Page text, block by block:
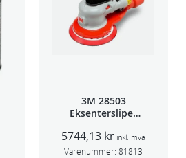
3M 28503
Eksentersliper
5mm slag
75mm
5744,13 kr inkl. mva
Varenummer: 81813